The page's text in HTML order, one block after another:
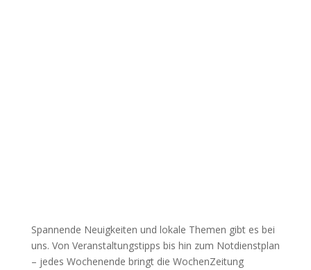
Spannende Neuigkeiten und lokale Themen gibt es bei
uns. Von Veranstaltungstipps bis hin zum Notdienstplan
– jedes Wochenende bringt die WochenZeitung